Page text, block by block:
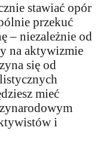
stawiać opór
przekuć
– niezależnie od
na aktywizmie
się od
mieć
i